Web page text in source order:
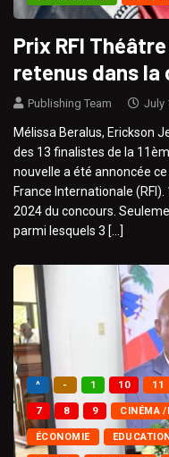
Prix RFI
retenus dans la
Publishing Team July
Mélissa Beralus, Erickson
des 13 finalistes de la
nouvelle a été annoncée
France Internationale
2024 du concours.
parmi lesquels 3 […]
^ - 1 10 11
7 8 9 CINÉMA /
ÉCONOMIE EDUCATION